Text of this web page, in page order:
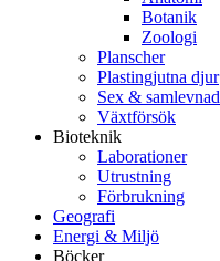
Botanik
Zoologi
Planscher
Plastingjutna djur
Sex & samlevnad
Växtförsök
Bioteknik
Laborationer
Utrustning
Förbrukning
Geografi
Energi & Miljö
Böcker